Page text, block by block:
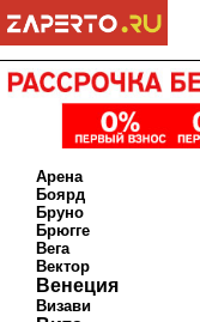
Арена
Боярд
Бруно
Брюгге
Вега
Вектор
Венеция
Визави